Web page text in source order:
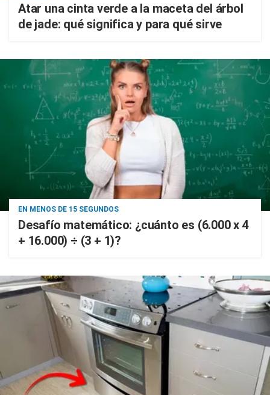
Atar una cinta verde a la maceta del árbol
de jade: qué significa y para qué sirve
EN MENOS DE 15 SEGUNDOS
Desafío matemático: ¿cuánto es (6.000 x 4
+ 16.000) ÷ (3 + 1)?